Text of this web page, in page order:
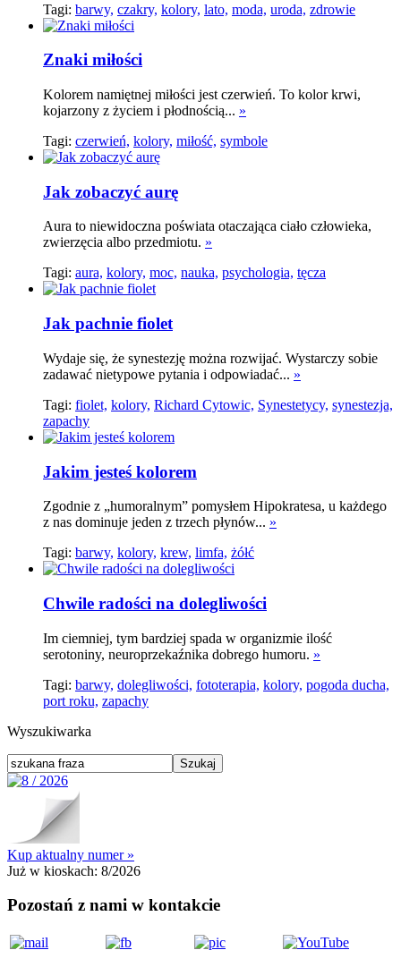
Tagi: barwy, czakry, kolory, lato, moda, uroda, zdrowie
Znaki miłości
Kolorem namiętnej miłości jest czerwień. To kolor krwi,
kojarzony z życiem i płodnością... »
Tagi: czerwień, kolory, miłość, symbole
Jak zobaczyć aurę
Aura to niewidoczna poświata otaczająca ciało człowieka,
zwierzęcia albo przedmiotu. »
Tagi: aura, kolory, moc, nauka, psychologia, tęcza
Jak pachnie fiolet
Wydaje się, że synestezję można rozwijać. Wystarczy sobie
zadawać nietypowe pytania i odpowiadać... »
Tagi: fiolet, kolory, Richard Cytowic, Synestetycy, synestezja,
zapachy
Jakim jesteś kolorem
Zgodnie z „humoralnym” pomysłem Hipokratesa, u każdego
z nas dominuje jeden z trzech płynów... »
Tagi: barwy, kolory, krew, limfa, żółć
Chwile radości na dolegliwości
Im ciemniej, tym bardziej spada w organizmie ilość
serotoniny, neuroprzekaźnika dobrego humoru. »
Tagi: barwy, dolegliwości, fototerapia, kolory, pogoda ducha,
port roku, zapachy
Wyszukiwarka
Kup aktualny numer »
Już w kioskach: 8/2026
Pozostań z nami w kontakcie